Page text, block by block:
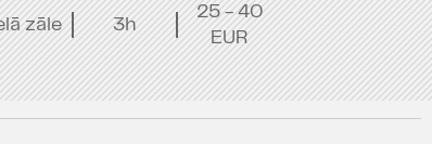
zāle 3h
25 - 40
EUR